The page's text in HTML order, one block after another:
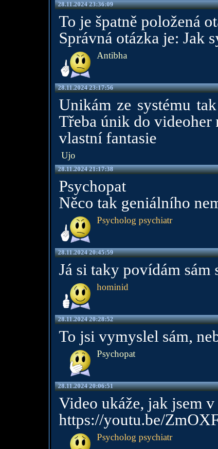
28.11.2024 23:36:09
To je špatně položená
Správná otázka je: Jak
Antibha
28.11.2024 23:17:56
Unikám ze systému
Třeba únik do videoher
vlastní fantasie
Ujo
28.11.2024 21:17:38
Psychopat
Něco tak geniálního
Psycholog psychiatr
28.11.2024 20:45:59
Já si taky povídám sám
hominid
28.11.2024 20:28:52
To jsi vymyslel sám,
Psychopat
28.11.2024 20:06:51
Video ukáže, jak jsem
https://youtu.be/
Psycholog psychiatr